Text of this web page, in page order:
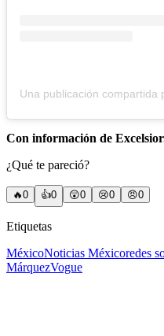
Con información de
¿Qué te pareció?
🔥0 👍0 😲0 😢0 😠0
Etiquetas
MéxicoNoticias Méxicoredes
MárquezVogue